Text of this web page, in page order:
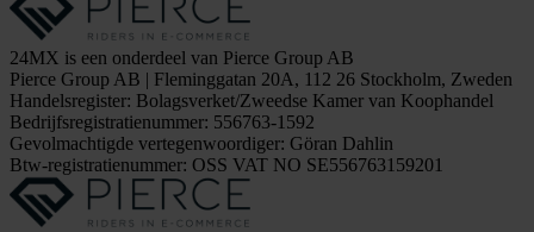
24MX is een onderdeel van Pierce Group AB
Pierce Group AB | Fleminggatan 20A, 112 26 Stockholm, Zweden
Handelsregister: Bolagsverket/Zweedse Kamer van Koophandel
Bedrijfsregistratienummer: 556763-1592
Gevolmachtigde vertegenwoordiger: Göran Dahlin
Btw-registratienummer: OSS VAT NO SE556763159201